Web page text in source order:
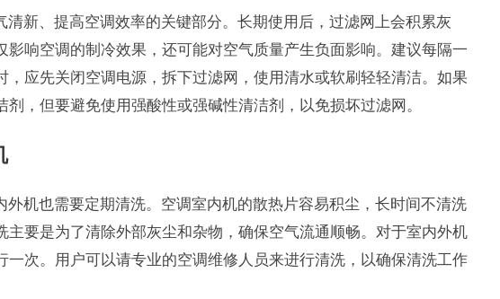
清新、提高空调效率的关键部分。长期使用后，过滤网上会积累灰
影响空调的制冷效果，还可能对空气质量产生负面影响。建议每隔一
，应先关闭空调电源，拆下过滤网，使用清水或软刷轻轻清洁。如果
，但要避免使用强酸性或强碱性清洁剂，以免损坏过滤网。
外机也需要定期清洗。空调室内机的散热片容易积尘，长时间不清洗
主要是为了清除外部灰尘和杂物，确保空气流通顺畅。对于室内外机
一次。用户可以请专业的空调维修人员来进行清洗，以确保清洗工作